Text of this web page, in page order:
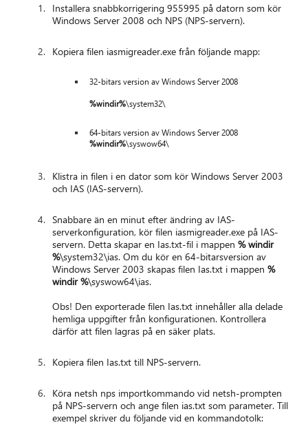
Installera snabbkorrigering 955995 på datorn som kör
Windows Server 2008 och NPS (NPS-servern).
Kopiera filen iasmigreader.exe från följande mapp:
32-bitars version av Windows Server 2008
%windir%\system32\
64-bitars version av Windows Server 2008
%windir%\syswow64\
Klistra in filen i en dator som kör Windows Server 2003
och IAS (IAS-servern).
Snabbare än en minut efter ändring av IAS-
serverkonfiguration, kör filen iasmigreader.exe på IAS-
servern. Detta skapar en Ias.txt-fil i mappen% windir
%\system32\ias. Om du kör en 64-bitarsversion av
Windows Server 2003 skapas filen Ias.txt i mappen%
windir %\syswow64\ias.
Obs! Den exporterade filen Ias.txt innehåller alla delade
hemliga uppgifter från konfigurationen. Kontrollera
därför att filen lagras på en säker plats.
Kopiera filen Ias.txt till NPS-servern.
Köra netsh nps importkommando vid netsh-prompten
på NPS-servern och ange filen ias.txt som parameter. Till
exempel skriver du följande vid en kommandotolk: